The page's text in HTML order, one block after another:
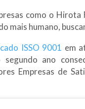
como o Hirota
mais humano,
ISSO 9001 em
ano
Empresas de